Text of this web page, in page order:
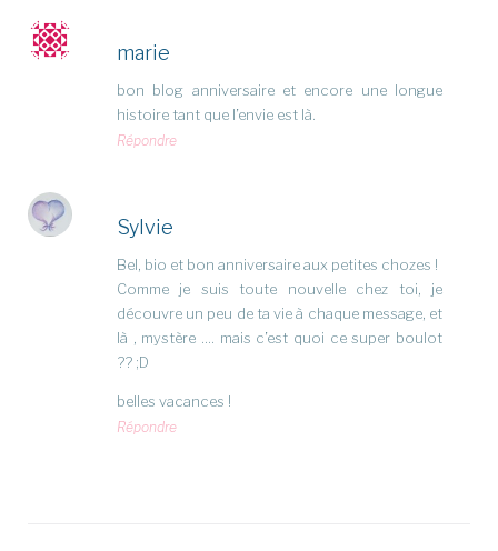
marie
bon blog anniversaire et encore une longue
histoire tant que l’envie est là.
Répondre
Sylvie
Bel, bio et bon anniversaire aux petites chozes !
Comme je suis toute nouvelle chez toi, je
découvre un peu de ta vie à chaque message, et
là , mystère …. mais c’est quoi ce super boulot
?? ;D
belles vacances !
Répondre